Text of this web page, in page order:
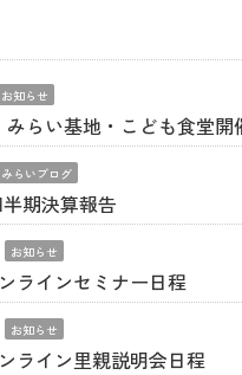
お知らせ
らい基地・こども食堂開
みらいブログ
期決算報告
お知らせ
ラインセミナー日程
お知らせ
ライン里親説明会日程